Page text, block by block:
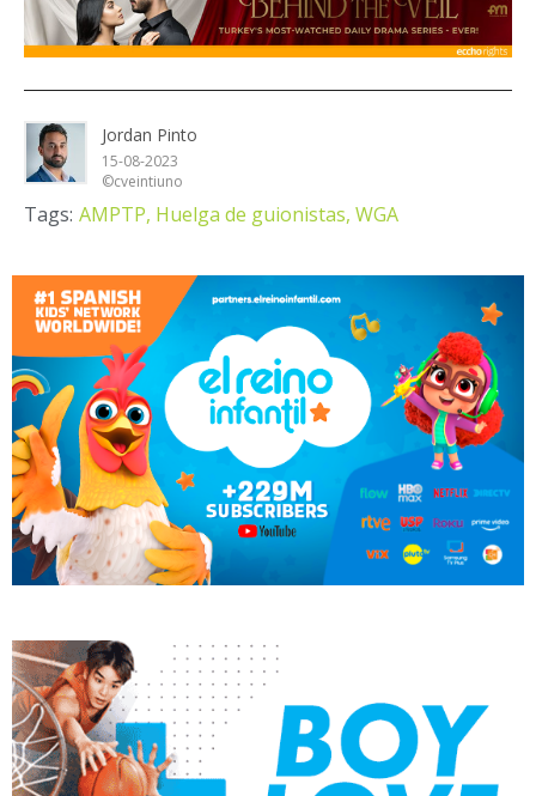
Jordan Pinto
15-08-2023
©cveintiuno
Tags: AMPTP, Huelga de guionistas, WGA